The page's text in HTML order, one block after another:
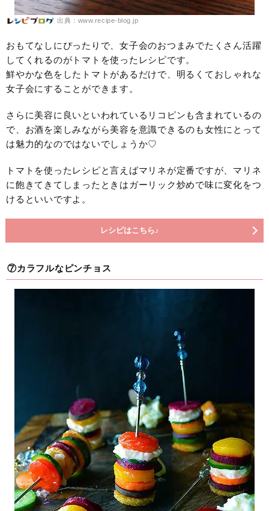
出典：www.recipe-blog.jp
おもてなしにぴったりで、女子会のおつまみでたくさん活躍
してくれるのがトマトを使ったレシピです。
鮮やかな色をしたトマトがあるだけで、明るくておしゃれな
女子会にすることができます。
さらに美容に良いといわれているリコピンも含まれているの
で、お酒を楽しみながら美容を意識できるのも女性にとって
は魅力的なのではないでしょうか♡
トマトを使ったレシピと言えばマリネが定番ですが、マリネ
に飽きてきてしまったときはガーリック炒めで味に変化をつ
けるといいですよ。
レシピはこちら♪
⑦カラフルなピンチョス